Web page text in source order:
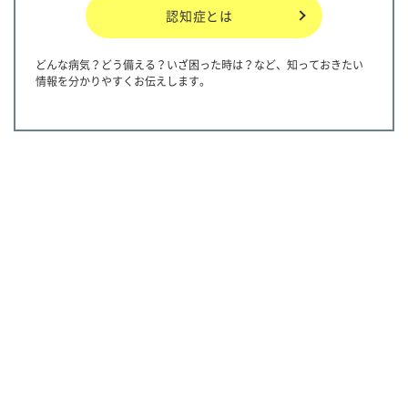
認知症とは
どんな病気？どう備える？いざ困った時は？など、知っておきたい
情報を分かりやすくお伝えします。